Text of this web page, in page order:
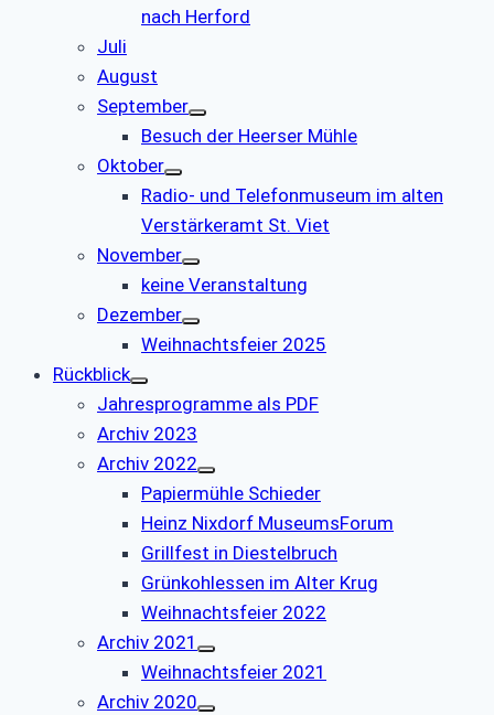
nach Herford
Juli
August
September
Besuch der Heerser Mühle
Oktober
Radio- und Telefonmuseum im alten
Verstärkeramt St. Viet
November
keine Veranstaltung
Dezember
Weihnachtsfeier 2025
Rückblick
Jahresprogramme als PDF
Archiv 2023
Archiv 2022
Papiermühle Schieder
Heinz Nixdorf MuseumsForum
Grillfest in Diestelbruch
Grünkohlessen im Alter Krug
Weihnachtsfeier 2022
Archiv 2021
Weihnachtsfeier 2021
Archiv 2020